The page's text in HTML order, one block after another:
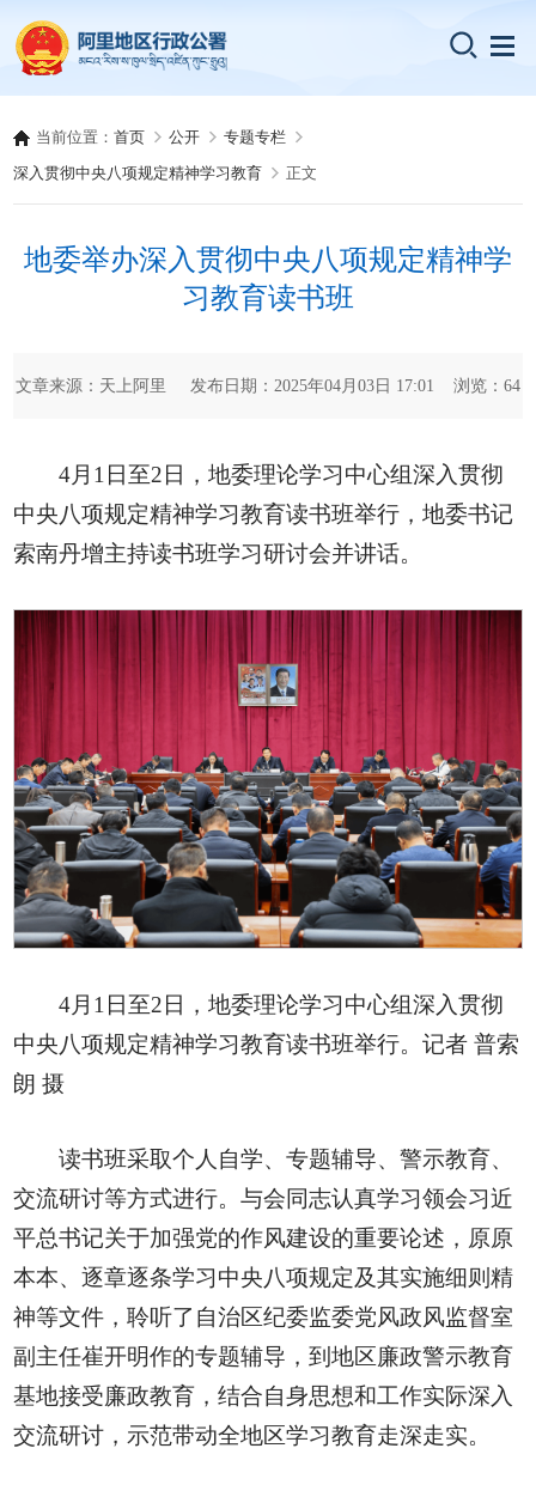
当前位置：首页 公开
专题专栏
深入贯彻中央八项规定精神学习教育
正文
地委举办深入贯彻中央八项规定精神学
习教育读书班
文章来源：天上阿里 发布日期：2025年04月03日 17:01 浏览： 64
4月1日至2日，地委理论学习中心组深入贯彻
中央八项规定精神学习教育读书班举行，地委书记
索南丹增主持读书班学习研讨会并讲话。
4月1日至2日，地委理论学习中心组深入贯彻
中央八项规定精神学习教育读书班举行。记者 普索
朗 摄
读书班采取个人自学、专题辅导、警示教育、
交流研讨等方式进行。与会同志认真学习领会习近
平总书记关于加强党的作风建设的重要论述，原原
本本、逐章逐条学习中央八项规定及其实施细则精
神等文件，聆听了自治区纪委监委党风政风监督室
副主任崔开明作的专题辅导，到地区廉政警示教育
基地接受廉政教育，结合自身思想和工作实际深入
交流研讨，示范带动全地区学习教育走深走实。